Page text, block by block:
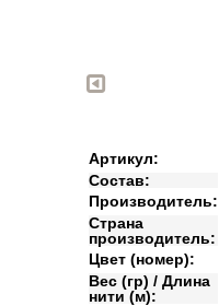
Артикул:
Состав:
Производитель:
Страна
производитель:
Цвет (номер):
Вес (гр) / Длина
нити (м):